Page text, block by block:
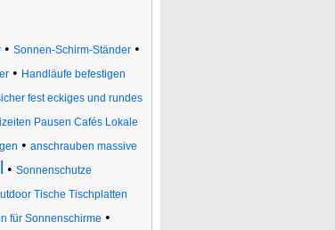
• Sonnen-Schirm-Ständer •
• Handläufe befestigen
fest eckiges und rundes
Pausen Cafés Lokale
• anschrauben massive
• Sonnenschutze
Tische Tischplatten
für Sonnenschirme •